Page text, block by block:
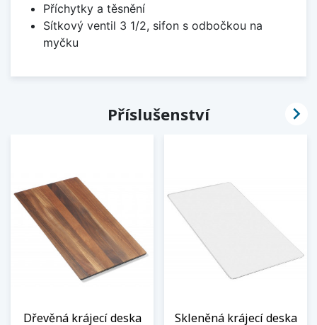
Příchytky a těsnění
Sítkový ventil 3 1/2, sifon s odbočkou na
myčku
Příslušenství
Dřevěná krájecí deska
Skleněná krájecí deska
